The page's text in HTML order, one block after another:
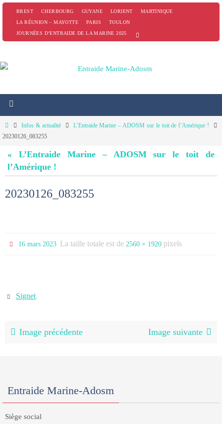
PasserBREST CHERBOURG GUYANE LORIENT
MARTINIQUE
LA RÉUNION – MAYOTTE
PARIS
TOULON
JOURNÉES D’ENTRAIDE DE LA MARINE 2025
HomeInfos & actualité
L’Entraide Marine – ADOSM sur le toit de l’Amérique !
20230126_083255
« L’Entraide Marine – ADOSM sur le toit de
l’Amérique !
20230126_083255
16 mars 2023 La taille totale est de 2560 × 1920 pixels
Signet.
Image précédente Image suivante
Entraide Marine-Adosm
Siège social